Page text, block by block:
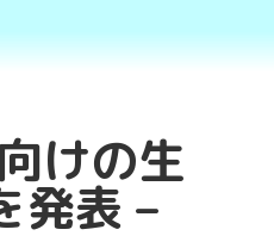
けの生
発表 –